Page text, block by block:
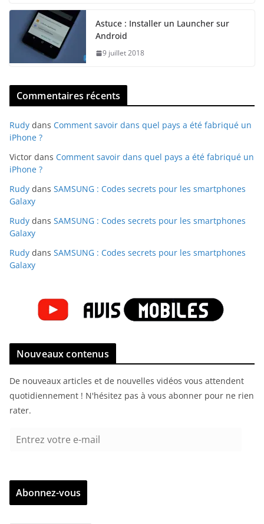
Astuce : Installer un Launcher sur
Android
9 juillet 2018
Commentaires récents
Rudy dans Comment savoir dans quel pays a été fabriqué un
iPhone ?
Victor dans Comment savoir dans quel pays a été fabriqué un
iPhone ?
Rudy dans SAMSUNG : Codes secrets pour les smartphones
Galaxy
Rudy dans SAMSUNG : Codes secrets pour les smartphones
Galaxy
Rudy dans SAMSUNG : Codes secrets pour les smartphones
Galaxy
Nouveaux contenus
De nouveaux articles et de nouvelles vidéos vous attendent
quotidiennement ! N'hésitez pas à vous abonner pour ne rien
rater.
r
z
Abonnez-vous